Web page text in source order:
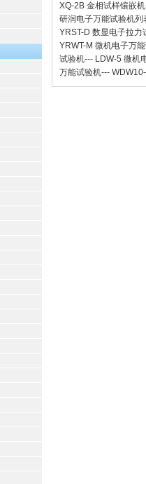
XQ-2B 金相试样镶嵌机
研润电子万能试验机列
YRST-D 数显电子拉力
YRWT-M 微机电子万
试验机--- LDW-5 微机
万能试验机---